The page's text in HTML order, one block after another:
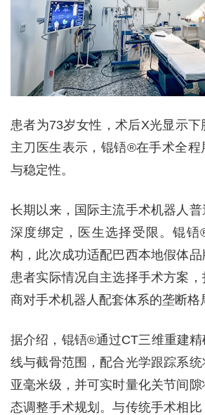
患者为73岁女性，术后X光显示下
主刀医生表示，锟铻®在手术全程
与稳定性。
长期以来，国际主流手术机器人
深度绑定，医生选择受限。锟
构，此次成功适配巴西本地假体
患者实际情况自主选择手术方案
商对手术机器人配套体系的垄断格
据介绍，锟铻®通过CT三维重建
线与截骨范围，配合光学跟踪系
亚毫米级，并可实时量化关节间
态调整手术规划。与传统手术相